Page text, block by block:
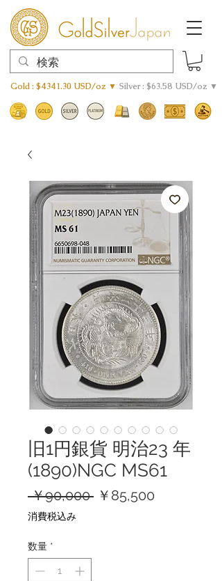
Gold : $4341.30 USD/oz ▼ Silver : $63.58 USD/oz ▼
旧1円銀貨 明治23 年
(1890)NGC MS61
￥90,000 通￥85,500
消費税込み
数量 *